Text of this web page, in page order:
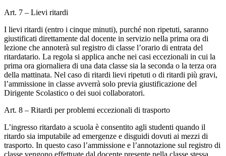
Art. 7 – Lievi ritardi
I lievi ritardi (entro i cinque minuti), purché non ripetuti, saranno
giustificati direttamente dal docente in servizio nella prima ora di
lezione che annoterà sul registro di classe l’orario di entrata del
ritardatario. La regola si applica anche nei casi eccezionali in cui la
prima ora giornaliera di una data classe sia la seconda o la terza ora
della mattinata. Nel caso di ritardi lievi ripetuti o di ritardi più gravi,
l’ammissione in classe avverrà solo previa giustificazione del
Dirigente Scolastico o dei suoi collaboratori.
Art. 8 – Ritardi per problemi eccezionali di trasporto
L’ingresso ritardato a scuola è consentito agli studenti quando il
ritardo sia imputabile ad emergenze e disguidi dovuti ai mezzi di
trasporto. In questo caso l’ammissione e l’annotazione sul registro di
classe vengono effettuate dal docente presente nella classe stessa